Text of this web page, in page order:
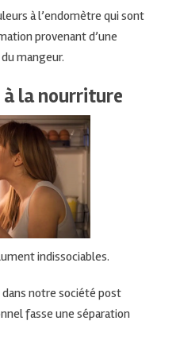
à l’endomètre qui sont
provenant d’une
mangeur.
à la nourriture
indissociables.
dans notre société post
fasse une séparation